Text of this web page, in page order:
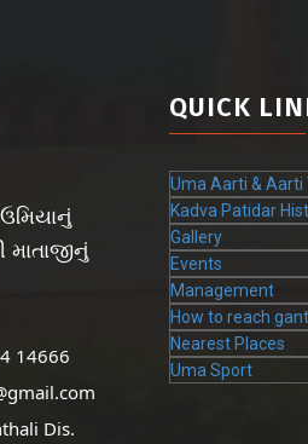
14666
Dis.
QUICK
Uma Aarti & Aarti
Kadva Patidar
Gallery
Events
Management
How to reach
Nearest Places
Uma Sport